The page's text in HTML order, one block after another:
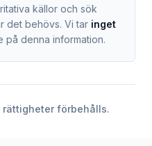
källor och sök
det behövs. Vi tar inget
på denna information.
rättigheter förbehålls.